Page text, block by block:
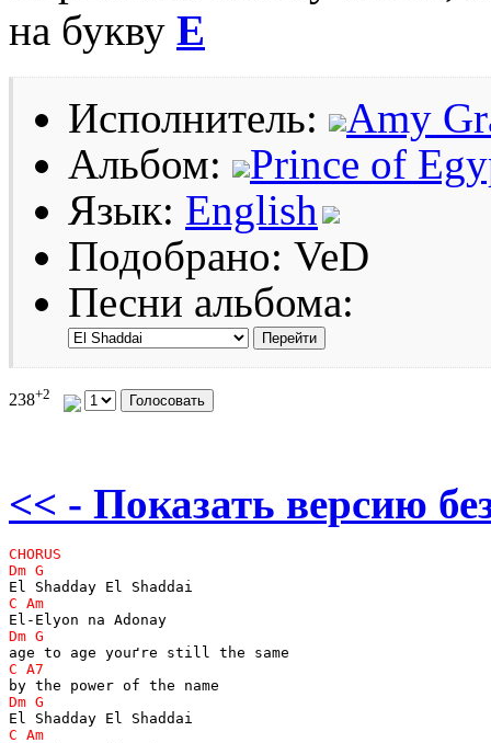
на букву E
Исполнитель:
Amy
Альбом:
Prince of
Язык: English
Подобрано: VeD
Песни альбома:
238+2
<< - Показать версию